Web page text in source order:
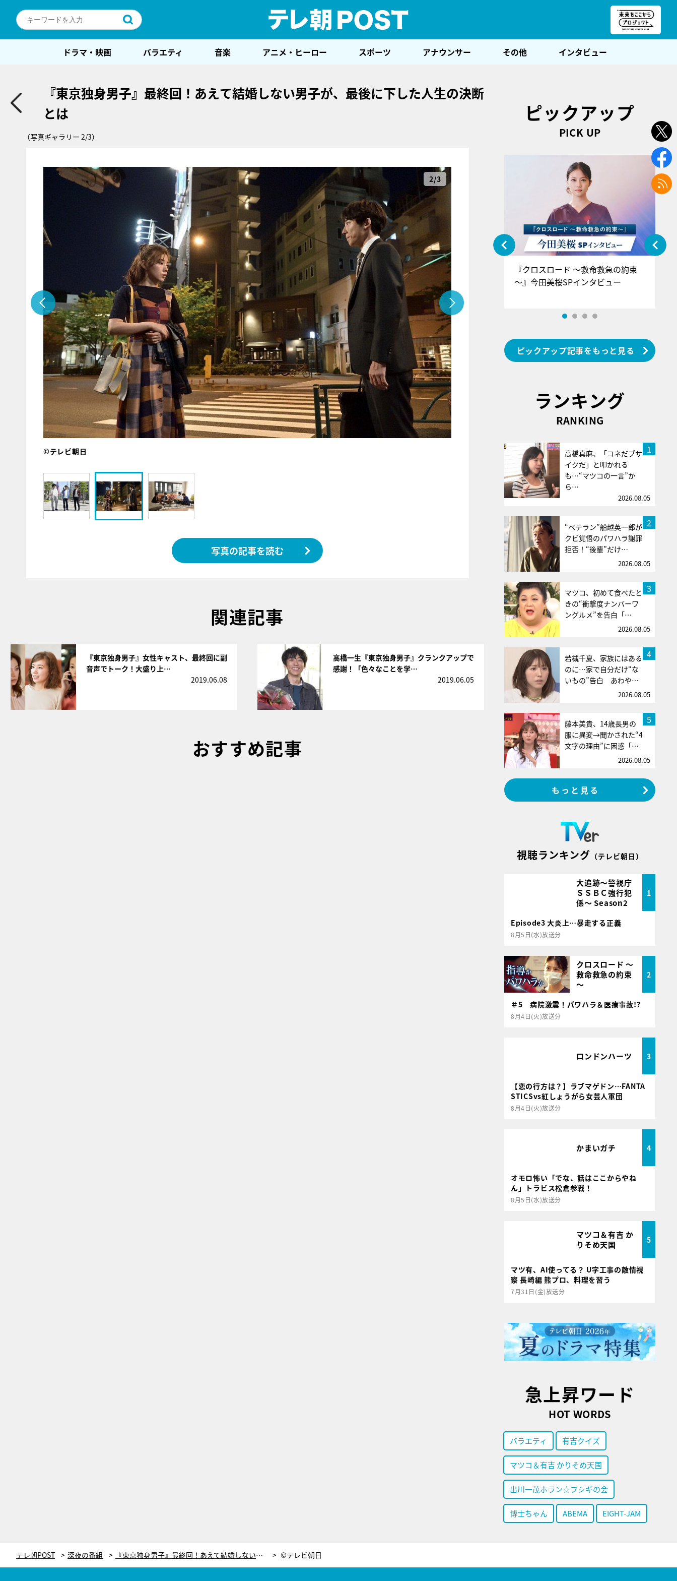
ドラマ・映画 バラエティ 音楽 アニメ・ヒーロー スポーツ アナウンサー その他 インタビュー
『東京独身男子』最終回！あえて結婚しない男子が、最後に下した人生の決断
とは
（写真ギャラリー 2/3）
2/3
©テレビ朝日
写真の記事を読む
関連記事
『東京独身男子』女性キャスト、最終回に副
音声でトーク！大盛り上…
2019.06.08
高橋一生『東京独身男子』クランクアップで
感謝！「色々なことを学…
2019.06.05
おすすめ記事
ピックアップ
PICK UP
『アイ＝ラブ！げーみんぐ』＝LOV
E齋藤樹愛羅＆佐々木舞香SPインタ
『クロスロード ～救命救急の約束
～』今田美桜SPインタビュー
ピックアップ記事をもっと見る
ランキング
RANKING
1
高橋真麻、「コネだブサ
イクだ」と叩かれる
も…“マツコの一言”か
ら…
2026.08.05
2
“ベテラン”船越英一郎が
クビ覚悟のパワハラ謝罪
拒否！“後輩”だけ…
2026.08.05
3
マツコ、初めて食べたと
きの“衝撃度ナンバーワ
ングルメ”を告白「…
2026.08.05
4
若槻千夏、家族にはある
のに…家で自分だけ“な
いもの”告白 あわや…
2026.08.05
5
藤本美貴、14歳長男の
服に異変→聞かされた“4
文字の理由”に困惑「…
2026.08.05
もっと見る
視聴ランキング （テレビ朝日）
大追跡～警視庁
ＳＳＢＣ強行犯
係～ Season2
1
Episode3 大炎上…暴走する正義
8月5日(水)放送分
クロスロード ～
救命救急の約束
～
2
＃5 病院激震！パワハラ＆医療事故!?
8月4日(火)放送分
ロンドンハーツ 3
【恋の行方は？】ラブマゲドン…FANTA
STICSvs紅しょうがら女芸人軍団
8月4日(火)放送分
かまいガチ 4
オモロ怖い「でな、話はここからやね
ん」トラビス松倉参戦！
8月5日(水)放送分
マツコ＆有吉 か
りそめ天国
5
マツ有、AI使ってる？ U字工事の敵情視
察 長崎編 熊プロ、料理を習う
7月31日(金)放送分
急上昇ワード
HOT WORDS
バラエティ 有吉クイズ
マツコ＆有吉 かりそめ天国
出川一茂ホラン☆フシギの会
博士ちゃん ABEMA EIGHT-JAM
テレ朝POST 深夜の番組 『東京独身男子』最終回！あえて結婚しない男子が、最後に下した人生の決断とは ©テレビ朝日